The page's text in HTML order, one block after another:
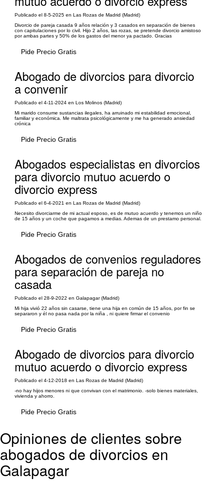
Publicado el 8-5-2025 en Las Rozas de Madrid (Madrid)
Divorcio de pareja casada 9 años relación y 3 casados en separación de bienes
con capitulaciones por lo civil. Hijo 2 años, las rozas, se pretende divorcio amistoso
por ambas partes y 50% de los gastos del menor ya pactado. Gracias
Pide Precio Gratis
Abogado de divorcios para divorcio
a convenir
Publicado el 4-11-2024 en Los Molinos (Madrid)
Mi marido consume sustancias ilegales, ha arruinado mi estabilidad emocional,
familiar y económica. Me maltrata psicológicamente y me ha generado ansiedad
crónica
Pide Precio Gratis
Abogados especialistas en divorcios
para divorcio mutuo acuerdo o
divorcio express
Publicado el 6-4-2021 en Las Rozas de Madrid (Madrid)
Necesito divorciarme de mi actual esposo, es de mutuo acuerdo y tenemos un niño
de 15 años y un coche que pagamos a medias. Ademas de un prestamo personal.
Pide Precio Gratis
Abogados de convenios reguladores
para separación de pareja no
casada
Publicado el 28-9-2022 en Galapagar (Madrid)
Mi hija vivió 22 años sin casarse, tiene una hija en común de 15 años, por fin se
separaron y él no pasa nada por la niña , ni quiere firmar el convenio
Pide Precio Gratis
Abogado de divorcios para divorcio
mutuo acuerdo o divorcio express
Publicado el 4-12-2018 en Las Rozas de Madrid (Madrid)
-no hay hijos menores ni que convivan con el matrimonio. -solo bienes materiales,
vivienda y ahorro.
Pide Precio Gratis
Opiniones de clientes sobre
abogados de divorcios en
Galapagar